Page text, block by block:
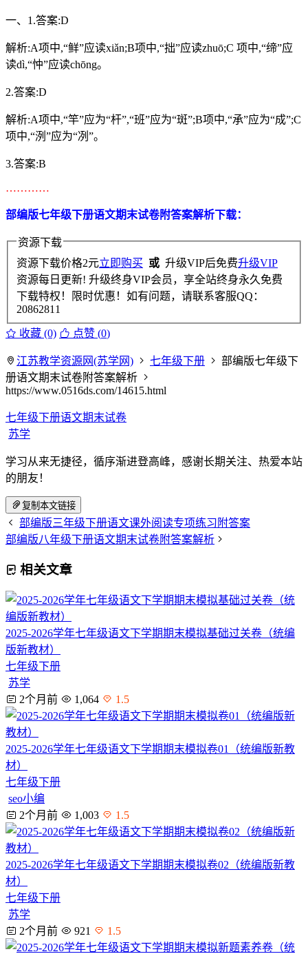
一、1.答案:D
解析:A项中,“鲜”应读xiǎn;B项中,“拙”应读zhuō;C 项中,“缔”应
读dì,“忡”应读chōng。
2.答案:D
解析:A项中,“竿”应为“杆”,“班”应为“斑”;B项中,“承”应为“成”;C
项中,“洌”应为“冽”。
3.答案:B
…………
部编版七年级下册语文期末试卷附答案解析下载：
资源下载
资源下载价格2元立即购买 或 升级VIP后免费升级VIP
资源每日更新! 升级终身VIP会员，享全站终身永久免费
下载特权！限时优惠！如有问题，请联系客服QQ：
20862811
收藏 (0) 点赞 (0)
江苏教学资源网(苏学网) 七年级下册
部编版七年级下
册语文期末试卷附答案解析
https://www.0516ds.com/14615.html
七年级下册语文期末试卷
苏学
学习从来无捷径，循序渐进登高峰，感谢长期关注、热爱本站
的朋友！
复制本文链接
部编版三年级下册语文课外阅读专项练习附答案
部编版八年级下册语文期末试卷附答案解析
相关文章
2025-2026学年七年级语文下学期期末模拟基础过关卷（统编
版新教材）
七年级下册
苏学
2个月前
1,064 1.5
2025-2026学年七年级语文下学期期末模拟卷01（统编版新教
材）
七年级下册
seo小编
2个月前
1,003 1.5
2025-2026学年七年级语文下学期期末模拟卷02（统编版新教
材）
七年级下册
苏学
2个月前
921 1.5